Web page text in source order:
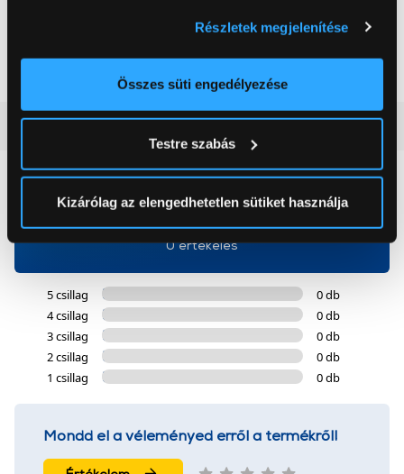
elhelyezkedéséről pár méteres pontossággal
Az Ön készülékén beazonosítása annak konkrét
módjairól és adja meg preferenciáit aRészletek
pontban. Bármikor módosíthatja vagy visszavonhatja a
Sütinyilatkozathoz való hozzájárulását.
szolgáltatásaink biztosításához szükségesek. Az oldal
használatával Ön elfogadja a cookie-k használatát.
További információk:ÁSZFésAdatvédelem
Részletek megjelenítése
Összes süti engedélyezése
Testre szabás
Kizárólag az elengedhetetlen sütiket használja
kombinált hűtőszekrény
Vásárlói vélemények
0
0 értékelés
5 csillag
0 db
4 csillag
0 db
3 csillag
0 db
2 csillag
0 db
1 csillag
0 db
Mondd el a véleményed erről a termékről!